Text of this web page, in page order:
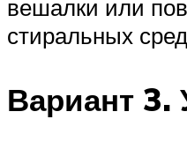
вешалки или
стиральных
Вариант 3.